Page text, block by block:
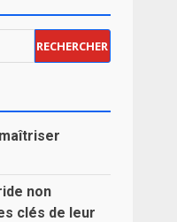
non
clés de leur